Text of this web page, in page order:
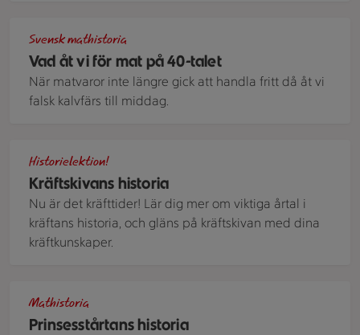
Vad åt vi för mat på 40-talet
Svensk mathistoria
När matvaror inte längre gick att handla fritt då åt vi
falsk kalvfärs till middag.
Kräftskivans historia
Historielektion!
Nu är det kräfttider! Lär dig mer om viktiga årtal i
kräftans historia, och gläns på kräftskivan med dina
kräftkunskaper.
Prinsesstårtans historia
Mathistoria